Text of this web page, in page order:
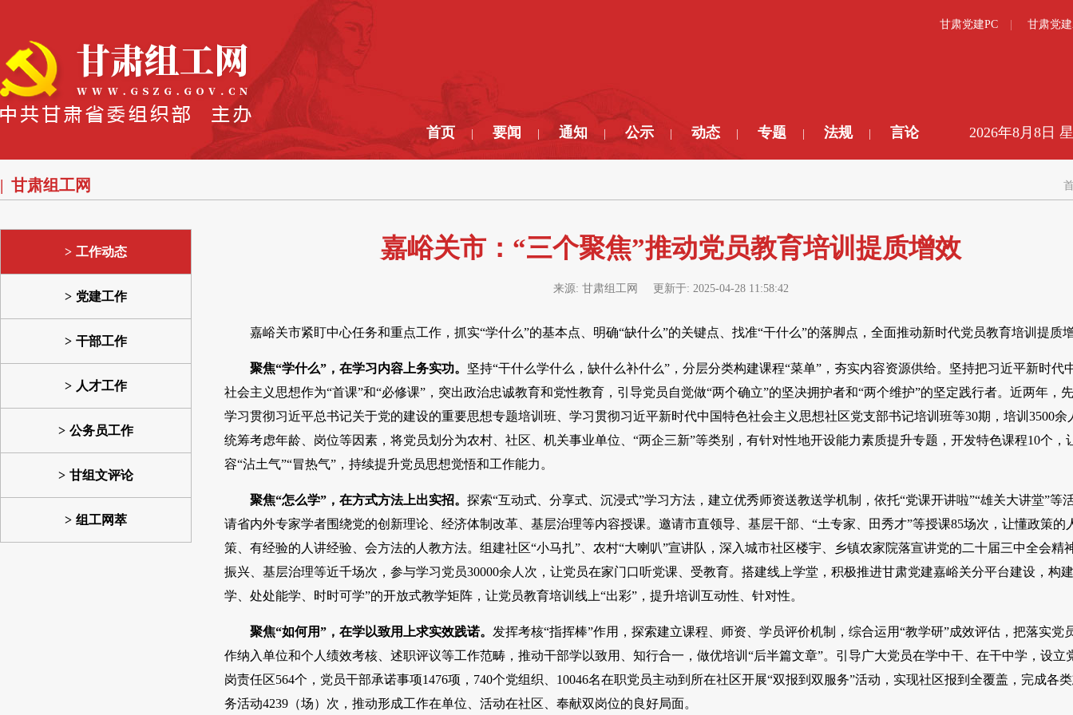
甘肃党建PC 甘肃党
首页 要闻 通知 公示 动态 专题 法规 言论 2026年8月8日
甘肃组工网
工作动态
党建工作
干部工作
人才工作
公务员工作
甘组文评论
组工网萃
嘉峪关市：“三个聚焦”推动党员教育培训提质增效
来源: 甘肃组工网 更新于: 2025-04-28 11:58:42
嘉峪关市紧盯中心任务和重点工作，抓实“学什么”的基本点、明确“缺什么”的关键点、找准“干什么”的落脚点，全面推动新时代党员教育培训提质
聚焦“学什么”，在学习内容上务实功。 坚持“干什么学什么，缺什么补什么”，分层分类构建课程“菜单”，夯实内容资源供给。坚持把习近平新时代
社会主义思想作为“首课”和“必修课”，突出政治忠诚教育和党性教育，引导党员自觉做“两个确立”的坚决拥护者和“两个维护”的坚定践行者。近两年，
学习贯彻习近平总书记关于党的建设的重要思想专题培训班、学习贯彻习近平新时代中国特色社会主义思想社区党支部书记培训班等30期，培训3500余
统筹考虑年龄、岗位等因素，将党员划分为农村、社区、机关事业单位、“两企三新”等类别，有针对性地开设能力素质提升专题，开发特色课程10个，
容“沾土气”“冒热气”，持续提升党员思想觉悟和工作能力。
聚焦“怎么学”，在方式方法上出实招。 探索“互动式、分享式、沉浸式”学习方法，建立优秀师资送教送学机制，依托“党课开讲啦”“雄关大讲堂”等
请省内外专家学者围绕党的创新理论、经济体制改革、基层治理等内容授课。邀请市直领导、基层干部、“土专家、田秀才”等授课85场次，让懂政策的
策、有经验的人讲经验、会方法的人教方法。组建社区“小马扎”、农村“大喇叭”宣讲队，深入城市社区楼宇、乡镇农家院落宣讲党的二十届三中全会精
振兴、基层治理等近千场次，参与学习党员30000余人次，让党员在家门口听党课、受教育。搭建线上学堂，积极推进甘肃党建嘉峪关分平台建设，构
学、处处能学、时时可学”的开放式教学矩阵，让党员教育培训线上“出彩”，提升培训互动性、针对性。
聚焦“如何用”，在学以致用上求实效践诺。 发挥考核“指挥棒”作用，探索建立课程、师资、学员评价机制，综合运用“教学研”成效评估，把落实党
作纳入单位和个人绩效考核、述职评议等工作范畴，推动干部学以致用、知行合一，做优培训“后半篇文章”。引导广大党员在学中干、在干中学，设立
岗责任区564个，党员干部承诺事项1476项，740个党组织、10046名在职党员主动到所在社区开展“双报到双服务”活动，实现社区报到全覆盖，完成各
务活动4239（场）次，推动形成工作在单位、活动在社区、奉献双岗位的良好局面。